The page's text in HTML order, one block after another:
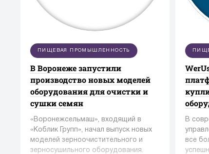
ПИЩЕВАЯ ПРОМЫШЛЕННОСТЬ
В Воронеже запустили
производство новых моделей
оборудования для очистки и
сушки семян
«Воронежсельмаш», входящий в
«Коблик Групп», начал выпуск новых
моделей зерноочистительного и
зерносушильного оборудования.
В
все